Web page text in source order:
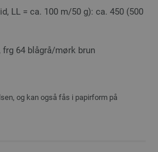
LL = ca. 100 m/50 g): ca. 450 (500
frg 64 blågrå/mørk brun
og kan også fås i papirform på